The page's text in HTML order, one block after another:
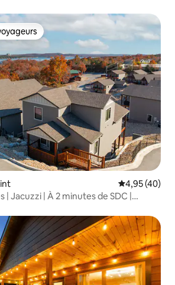
les plus appréciés
Évaluation
4,95 (40)
| Jacuzzi | À 2 minutes de SDC |